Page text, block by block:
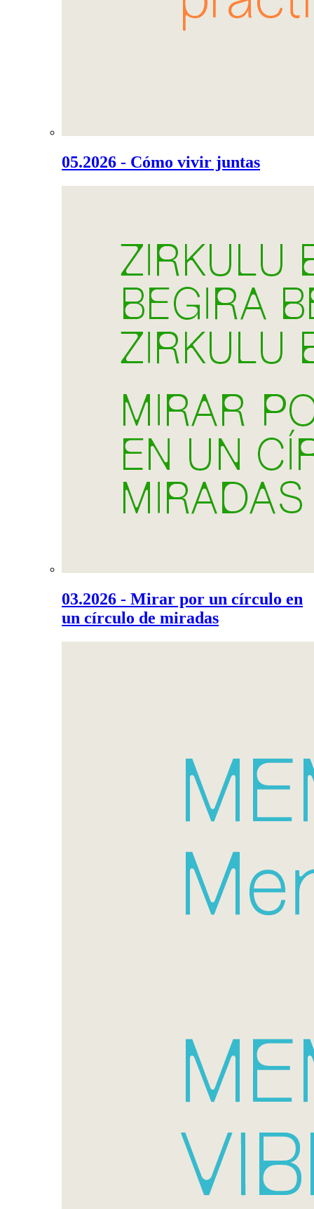
05.2026 - Cómo vivir juntas
03.2026 - Mirar por un círculo en
un círculo de miradas